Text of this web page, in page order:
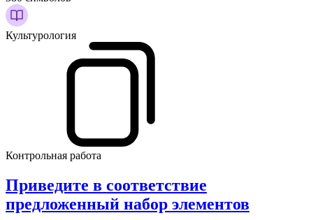
Культурология
Контрольная работа
Приведите в соответствие
предложенный набор элементов